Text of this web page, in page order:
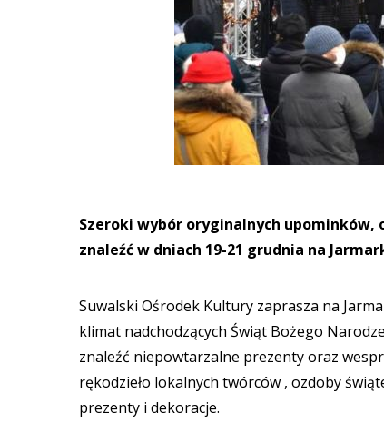
Szeroki wybór oryginalnych upominków,
znaleźć w dniach 19-21 grudnia na
Suwalski Ośrodek Kultury zaprasza na
klimat nadchodzących Świąt Bożego
znaleźć niepowtarzalne prezenty oraz
rękodzieło lokalnych twórców , ozdoby
prezenty i dekoracje.